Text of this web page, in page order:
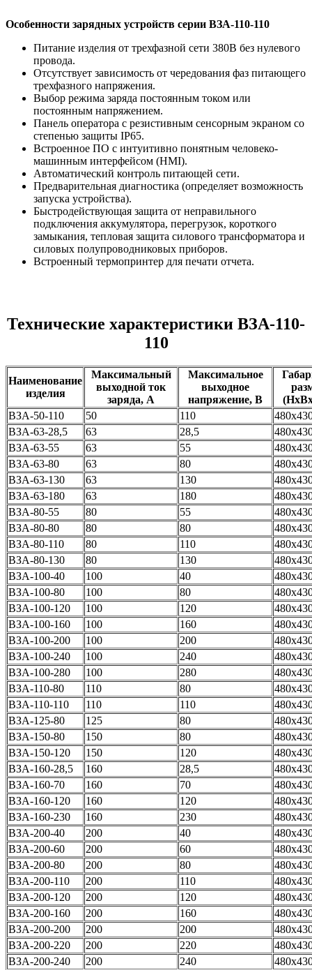
Особенности зарядных устройств серии ВЗА-110-110
Питание изделия от трехфазной сети 380В без нулевого
провода.
Отсутствует зависимость от чередования фаз питающего
трехфазного напряжения.
Выбор режима заряда постоянным током или
постоянным напряжением.
Панель оператора с резистивным сенсорным экраном со
степенью защиты IP65.
Встроенное ПО с интуитивно понятным человеко-
машинным интерфейсом (HMI).
Автоматический контроль питающей сети.
Предварительная диагностика (определяет возможность
запуска устройства).
Быстродействующая защита от неправильного
подключения аккумулятора, перегрузок, короткого
замыкания, тепловая защита силового трансформатора и
силовых полупроводниковых приборов.
Встроенный термопринтер для печати отчета.
Технические характеристики ВЗА-110-
110
Наименование
изделия
Максимальный
выходной ток
заряда, А
Максимальное
выходное
напряжение, В
ВЗА-50-110
50 110
ВЗА-63-28,5
63 28,5
ВЗА-63-55
63 55
ВЗА-63-80
63 80
ВЗА-63-130
63 130
ВЗА-63-180
63 180
ВЗА-80-55
80 55
ВЗА-80-80
80 80
ВЗА-80-110
80 110
ВЗА-80-130
80 130
ВЗА-100-40
100 40
ВЗА-100-80
100 80
ВЗА-100-120
100 120
ВЗА-100-160
100 160
ВЗА-100-200
100 200
ВЗА-100-240
100 240
ВЗА-100-280
100 280
ВЗА-110-80
110 80
ВЗА-110-110
110 110
ВЗА-125-80
125 80
ВЗА-150-80
150 80
ВЗА-150-120
150 120
ВЗА-160-28,5
160 28,5
ВЗА-160-70
160 70
ВЗА-160-120
160 120
ВЗА-160-230
160 230
ВЗА-200-40
200 40
ВЗА-200-60
200 60
ВЗА-200-80
200 80
ВЗА-200-110
200 110
ВЗА-200-120
200 120
ВЗА-200-160
200 160
ВЗА-200-200
200 200
ВЗА-200-220
200 220
ВЗА-200-240
200 240